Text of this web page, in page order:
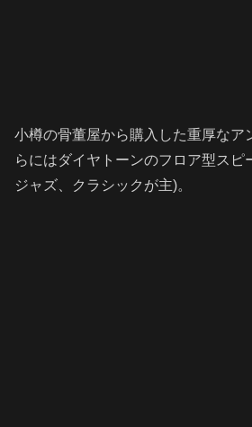
小樽の骨董屋から購入した重厚なア
らにはダイヤトーンのフロア型スピ
ジャズ、クラシックが主)。